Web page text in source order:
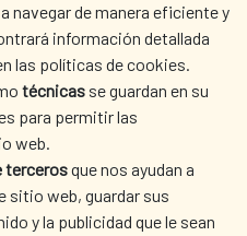
navegar de manera eficiente y
información detallada
las políticas de cookies.
técnicas se guardan en su
para permitir las
web.
tercerosque nos ayudan a
sitio web, guardar sus
y la publicidad que le sean